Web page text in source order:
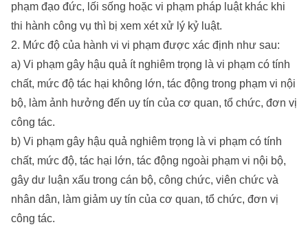
phạm đạo đức, lối sống hoặc vi phạm pháp luật khác khi
thi hành công vụ thì bị xem xét xử lý kỷ luật.
2. Mức độ của hành vi vi phạm được xác định như sau:
a) Vi phạm gây hậu quả ít nghiêm trọng là vi phạm có tính
chất, mức độ tác hại không lớn, tác động trong phạm vi nội
bộ, làm ảnh hưởng đến uy tín của cơ quan, tổ chức, đơn vị
công tác.
b) Vi phạm gây hậu quả nghiêm trọng là vi phạm có tính
chất, mức độ, tác hại lớn, tác động ngoài phạm vi nội bộ,
gây dư luận xấu trong cán bộ, công chức, viên chức và
nhân dân, làm giảm uy tín của cơ quan, tổ chức, đơn vị
công tác.